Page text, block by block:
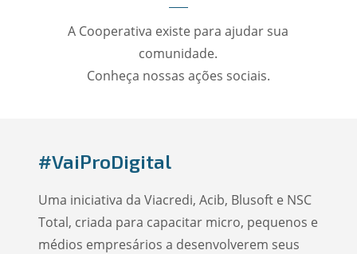
A Cooperativa existe para ajudar sua
comunidade.
Conheça nossas ações sociais.
#VaiProDigital
Uma iniciativa da Viacredi, Acib, Blusoft e NSC
Total, criada para capacitar micro, pequenos e
médios empresários a desenvolverem seus